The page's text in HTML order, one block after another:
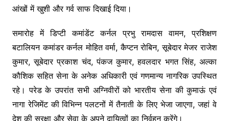
आंखों में खुशी और गर्व साफ दिखाई दिया।
समारोह में डिप्टी कमांडेंट कर्नल प्रभु रामदास वामन, प्रशिक्षण
बटालियन कमांडर कर्नल मोहित वर्मा, कैप्टन रोबिन, सूबेदार मेजर राजेश
कुमार, सूबेदार प्रकाश चंद, पंकज कुमार, हवलदार भगत सिंह, अल्का
कौशिक सहित सेना के अनेक अधिकारी एवं गणमान्य नागरिक उपस्थित
रहे। परेड के उपरांत सभी अग्निवीरों को भारतीय सेना की कुमाऊं एवं
नागा रेजिमेंट की विभिन्न पलटनों में तैनाती के लिए भेजा जाएगा, जहां वे
देश की सुरक्षा और सेवा के अपने दायित्वों का निर्वहन करेंगे।